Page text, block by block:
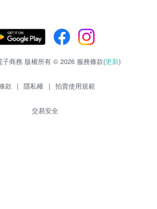
子商務 版權所有 © 2026 服務條款(更新)
款 | 隱私權 | 拍賣使用規範
交易安全